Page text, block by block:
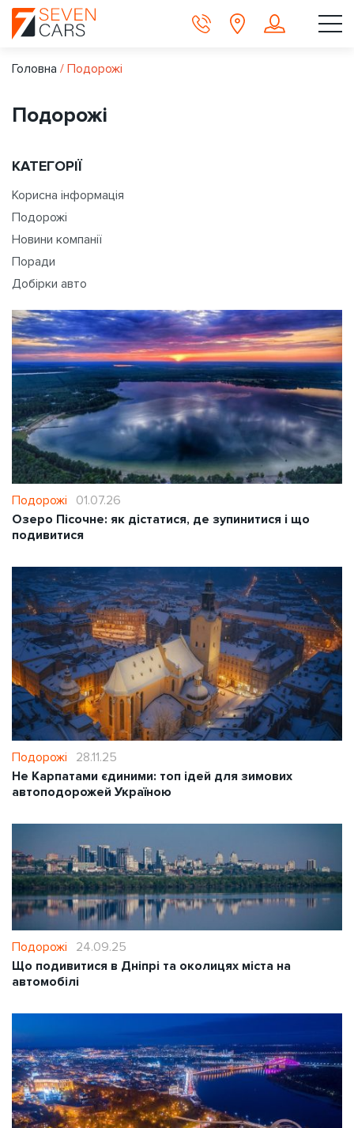
Головна / Подорожі
Подорожі
Подорожі
01.07.26
Озеро Пісочне: як дістатися, де зупинитися і що
подивитися
Подорожі
28.11.25
Не Карпатами єдиними: топ ідей для зимових
автоподорожей Україною
Подорожі
24.09.25
Що подивитися в Дніпрі та околицях міста на
автомобілі
КАТЕГОРІЇ
Корисна інформація
Подорожі
Новини компанії
Поради
Добірки авто